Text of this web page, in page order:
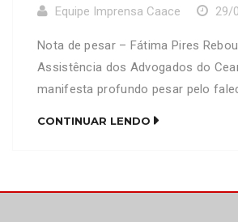
Equipe Imprensa Caace 29/
Nota de pesar – Fátima Pires
Assistência dos Advogados do
manifesta profundo pesar pelo
CONTINUAR LENDO